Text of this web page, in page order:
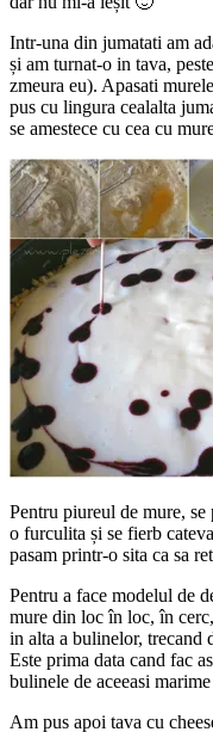
Intr-una din jumatati am
și am turnat-o in tava,
zmeura eu). Apasati
pus cu lingura cealalta
se amestece cu cea cu
Pentru piureul de mure, se
o furculita și se fierb
pasam printr-o sita ca sa
Pentru a face modelul de
mure din loc în loc, în
in alta a bulinelor, trecand
Este prima data cand fac
bulinele de aceeasi
Am pus apoi tava cu